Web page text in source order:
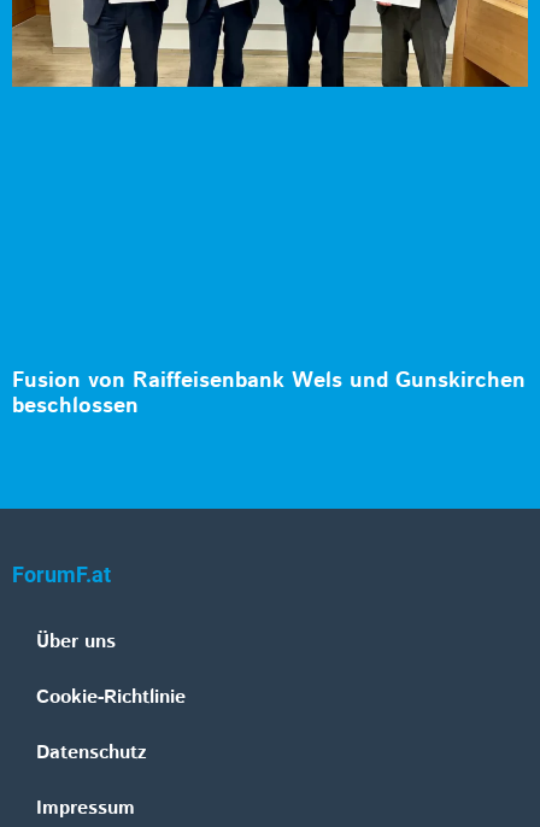
Fusion von Raiffeisenbank Wels und Gunskirchen
beschlossen
ForumF.at
Über uns
Cookie-Richtlinie
Datenschutz
Impressum